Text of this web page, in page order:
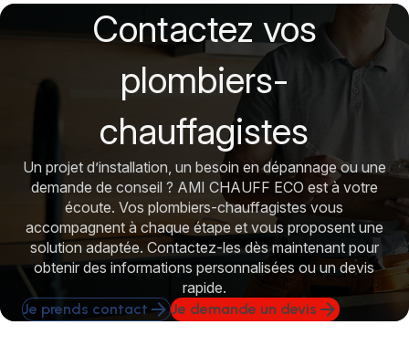
Contactez vos
plombiers-
chauffagistes
Un projet d’installation, un besoin en dépannage ou une
demande de conseil ? AMI CHAUFF ECO est à votre
écoute. Vos plombiers-chauffagistes vous
accompagnent à chaque étape et vous proposent une
solution adaptée. Contactez-les dès maintenant pour
obtenir des informations personnalisées ou un devis
rapide.
Je prends contact arrow_forwardJe demande un devis arrow_forward